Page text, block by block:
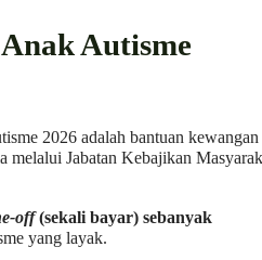
Autisme
2026 adalah bantuan kewangan
melalui Jabatan Kebajikan
off(sekali bayar) sebanyak
yang layak.